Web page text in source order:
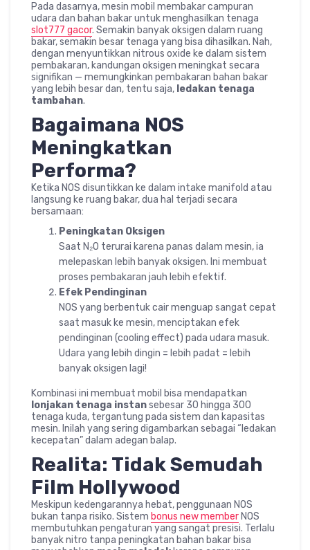
Pada dasarnya, mesin mobil membakar campuran
udara dan bahan bakar untuk menghasilkan tenaga
slot777 gacor. Semakin banyak oksigen dalam ruang
bakar, semakin besar tenaga yang bisa dihasilkan. Nah,
dengan menyuntikkan nitrous oxide ke dalam sistem
pembakaran, kandungan oksigen meningkat secara
signifikan — memungkinkan pembakaran bahan bakar
yang lebih besar dan, tentu saja, ledakan tenaga
tambahan.
Bagaimana NOS
Meningkatkan
Performa?
Ketika NOS disuntikkan ke dalam intake manifold atau
langsung ke ruang bakar, dua hal terjadi secara
bersamaan:
Peningkatan Oksigen
Saat N₂O terurai karena panas dalam mesin, ia
melepaskan lebih banyak oksigen. Ini membuat
proses pembakaran jauh lebih efektif.
Efek Pendinginan
NOS yang berbentuk cair menguap sangat cepat
saat masuk ke mesin, menciptakan efek
pendinginan (cooling effect) pada udara masuk.
Udara yang lebih dingin = lebih padat = lebih
banyak oksigen lagi!
Kombinasi ini membuat mobil bisa mendapatkan
lonjakan tenaga instansebesar 30 hingga 300
tenaga kuda, tergantung pada sistem dan kapasitas
mesin. Inilah yang sering digambarkan sebagai “ledakan
kecepatan” dalam adegan balap.
Realita: Tidak Semudah
Film Hollywood
Meskipun kedengarannya hebat, penggunaan NOS
bukan tanpa risiko. Sistem bonus new member NOS
membutuhkan pengaturan yang sangat presisi. Terlalu
banyak nitro tanpa peningkatan bahan bakar bisa